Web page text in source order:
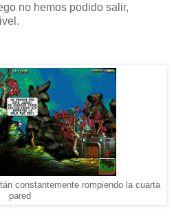
no hemos podido salir,
constantemente rompiendo la cuarta
pared